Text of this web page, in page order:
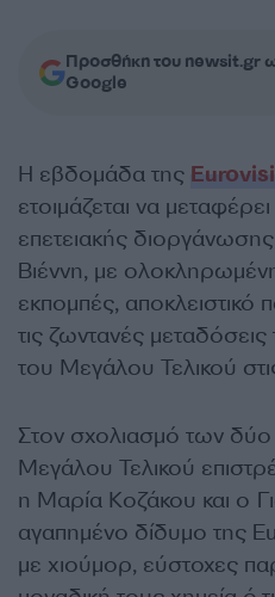
Προσθήκη του newsit.gr
Google
Η εβδομάδα της
ετοιμάζεται να
επετειακής
Βιέννη, με
εκπομπές, αποκλειστικό
τις ζωντανές
του Μεγάλου Τελικού
Στον σχολιασμό των δύο
Μεγάλου Τελικού
η Μαρία Κοζάκου και ο
αγαπημένο δίδυμο της
με χιούμορ, εύστοχες